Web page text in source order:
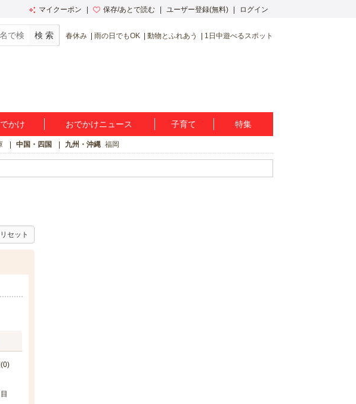
マイクーポン 保存/あとで読む ユーザー登録(無料) ログイン
春休み 雨の日でもOK 動物とふれあう 1日中遊べるスポット
かけ おでかけニュース 子育て 特集
中国・四国 九州・沖縄 福岡
セット